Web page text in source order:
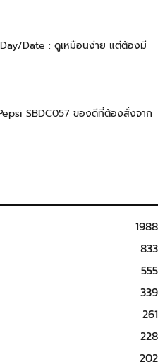
Date : ดูเหมือนง่าย แต่ต้องมี
SBDC057 ของดีที่ต้องสั่งจาก
1988
833
555
339
261
228
202